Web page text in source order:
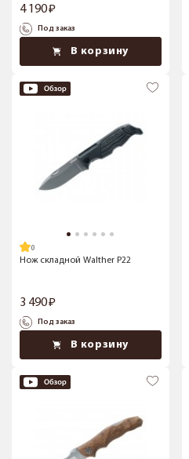
4 190
Под заказ
В корзину
Нож складной Walther P22
3 490
Под заказ
В корзину